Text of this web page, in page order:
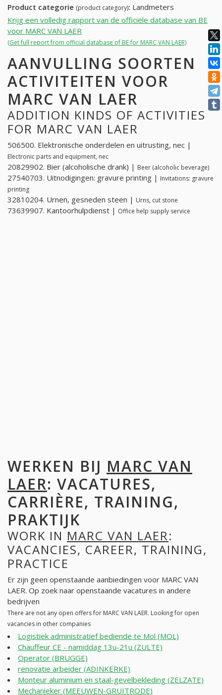
Product categorie (product category): Landmeters
Krijg een volledig rapport van de officiële database van BE
voor MARC VAN LAER
(Get full report from official database of BE for MARC VAN LAER)
AANVULLING SOORTEN
ACTIVITEITEN VOOR
MARC VAN LAER
ADDITION KINDS OF ACTIVITIES
FOR MARC VAN LAER
506500. Elektronische onderdelen en uitrusting, nec |
Electronic parts and equipment, nec
20829902. Bier (alcoholische drank) | Beer (alcoholic beverage)
27540703. Uitnodigingen: gravure printing | Invitations: gravure
printing
32810204. Urnen, gesneden steen | Urns, cut stone
73639907. Kantoorhulpdienst | Office help supply service
WERKEN BIJ MARC VAN
LAER: VACATURES,
CARRIÈRE, TRAINING,
PRAKTIJK
WORK IN MARC VAN LAER:
VACANCIES, CAREER, TRAINING,
PRACTICE
Er zijn geen openstaande aanbiedingen voor MARC VAN
LAER. Op zoek naar openstaande vacatures in andere
bedrijven
There are not any open offers for MARC VAN LAER. Looking for open
vacancies in other companies
Logistiek administratief bediende te Mol (MOL)
Chauffeur CE - namiddag 13u-21u (ZULTE)
Operator (BRUGGE)
renovatie arbeider (ADINKERKE)
Monteur aluminium en staal-gevelbekleding (ZELZATE)
Mechanieker (MEEUWEN-GRUITRODE)